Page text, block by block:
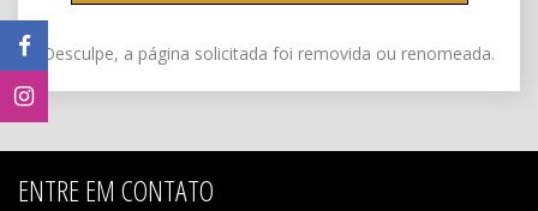
Desculpe, a página solicitada foi removida ou renomeada.
ENTRE EM CONTATO